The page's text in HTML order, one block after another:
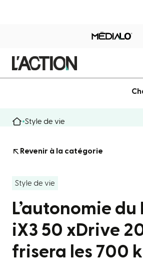
Style de vie
Revenir à la catégorie
Style de vie
L’autonomie du
iX3 50 xDrive
frisera les 700